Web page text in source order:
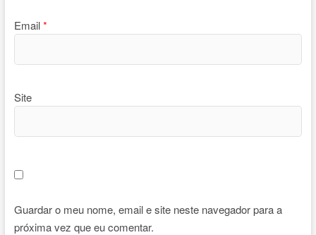
Email*
Site
Guardar o meu nome, email e site neste navegador para a
próxima vez que eu comentar.